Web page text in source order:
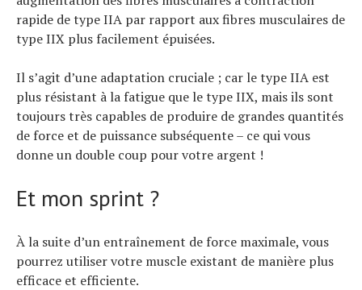
rapide de type IIA par rapport aux fibres musculaires de
type IIX plus facilement épuisées.
Il s’agit d’une adaptation cruciale ; car le type IIA est
plus résistant à la fatigue que le type IIX, mais ils sont
toujours très capables de produire de grandes quantités
de force et de puissance subséquente – ce qui vous
donne un double coup pour votre argent !
Et mon sprint ?
À la suite d’un entraînement de force maximale, vous
pourrez utiliser votre muscle existant de manière plus
efficace et efficiente.